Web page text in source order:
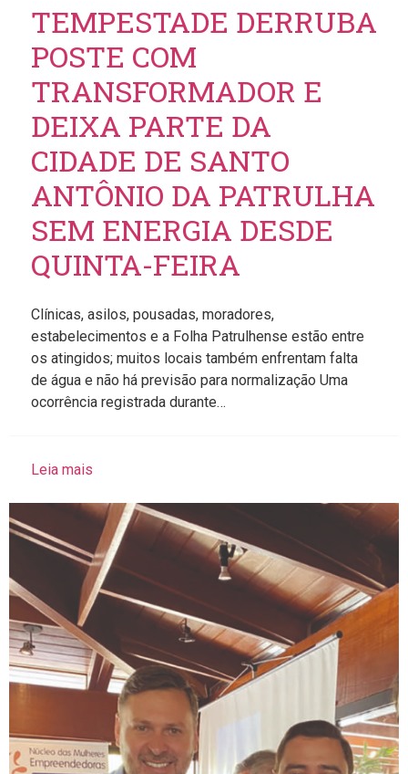
TEMPESTADE DERRUBA
POSTE COM
TRANSFORMADOR E
DEIXA PARTE DA
CIDADE DE SANTO
ANTÔNIO DA PATRULHA
SEM ENERGIA DESDE
QUINTA-FEIRA
Clínicas, asilos, pousadas, moradores,
estabelecimentos e a Folha Patrulhense estão entre
os atingidos; muitos locais também enfrentam falta
de água e não há previsão para normalização Uma
ocorrência registrada durante…
Leia mais